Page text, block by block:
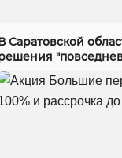
Саратовской